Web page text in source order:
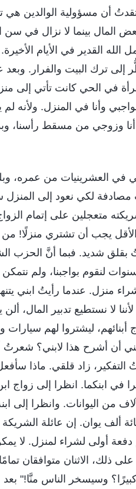
أن مسؤولية الوالدين هي
المال بينما لا نزال في سن
القدير في الأيام
ترك البيت والفرار. وبعد
في الحي كانت تأتي إلى
وأنا في المنزل. ولأنه
وزوجي من مسقط رأسنا،
في العشرينيات من عمره،
جاءت مصادفة لكي نعود إلى
متعجلين على إتمام
الأقل يجب أن تشتري منزلًا!
شديد. فبما أنَّ الحزب
لنقوم بواجبنا، ولم
منزل. عندما رأيتُ ابني
لا نستطيع تدبير المال،
ليشتروا لهم سيارات
أن أشرح هذا لابني؟ شعرتُ
التفكير، زاد قلقي. ماذا
ابنكما. انظرا إلى زواج
من اليوانات. وانظرا إلى
ألف يوان. إن عائلة
أولى لشراء لمنزل. لا
ذلك، الاثنان متوافقان
وسيسخر الناس منَّا!"